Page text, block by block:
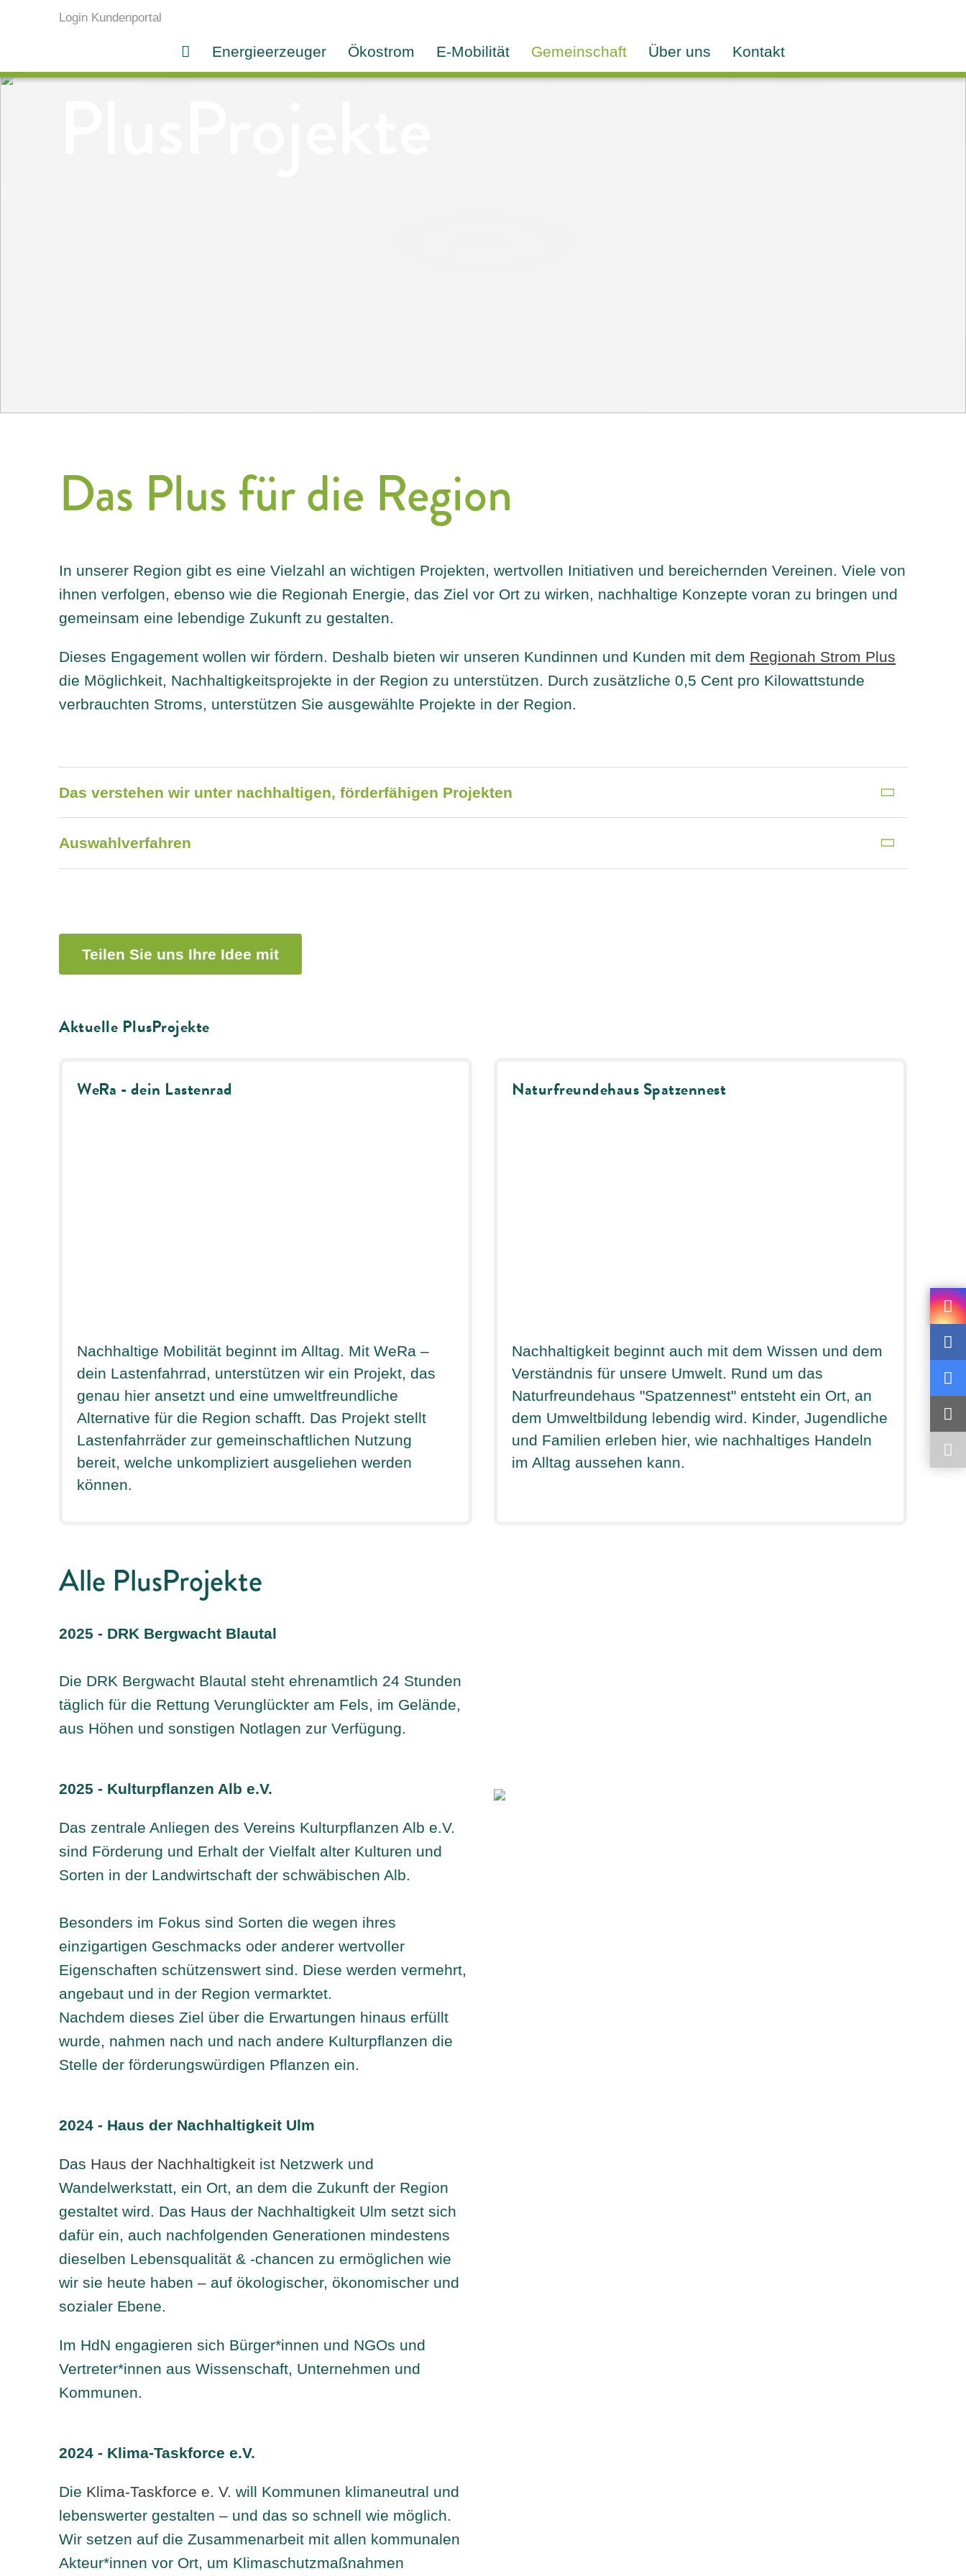
Login Kundenportal
Energieerzeuger Ökostrom E-Mobilität Gemeinschaft Über uns Kontakt
Das Plus für die Region
In unserer Region gibt es eine Vielzahl an wichtigen Projekten, wertvollen Initiativen und bereichernden Vereinen. Viele von
ihnen verfolgen, ebenso wie die Regionah Energie, das Ziel vor Ort zu wirken, nachhaltige Konzepte voran zu bringen und
gemeinsam eine lebendige Zukunft zu gestalten.
Dieses Engagement wollen wir fördern. Deshalb bieten wir unseren Kundinnen und Kunden mit dem Regionah Strom Plus
die Möglichkeit, Nachhaltigkeitsprojekte in der Region zu unterstützen. Durch zusätzliche 0,5 Cent pro Kilowattstunde
verbrauchten Stroms, unterstützen Sie ausgewählte Projekte in der Region.
Das verstehen wir unter nachhaltigen, förderfähigen Projekten
Auswahlverfahren
Teilen Sie uns Ihre Idee mit
Aktuelle PlusProjekte
WeRa - dein Lastenrad
Nachhaltige Mobilität beginnt im Alltag. Mit WeRa –
dein Lastenfahrrad, unterstützen wir ein Projekt, das
genau hier ansetzt und eine umweltfreundliche
Alternative für die Region schafft. Das Projekt stellt
Lastenfahrräder zur gemeinschaftlichen Nutzung
bereit, welche unkompliziert ausgeliehen werden
können.
Naturfreundehaus Spatzennest
Nachhaltigkeit beginnt auch mit dem Wissen und dem
Verständnis für unsere Umwelt. Rund um das
Naturfreundehaus "Spatzennest" entsteht ein Ort, an
dem Umweltbildung lebendig wird. Kinder, Jugendliche
und Familien erleben hier, wie nachhaltiges Handeln
im Alltag aussehen kann.
Alle PlusProjekte
2025 - DRK Bergwacht Blautal
Die DRK Bergwacht Blautal steht ehrenamtlich 24 Stunden
täglich für die Rettung Verunglückter am Fels, im Gelände,
aus Höhen und sonstigen Notlagen zur Verfügung.
2025 - Kulturpflanzen Alb e.V.
Das zentrale Anliegen des Vereins Kulturpflanzen Alb e.V.
sind Förderung und Erhalt der Vielfalt alter Kulturen und
Sorten in der Landwirtschaft der schwäbischen Alb.
Besonders im Fokus sind Sorten die wegen ihres
einzigartigen Geschmacks oder anderer wertvoller
Eigenschaften schützenswert sind. Diese werden vermehrt,
angebaut und in der Region vermarktet.
Nachdem dieses Ziel über die Erwartungen hinaus erfüllt
wurde, nahmen nach und nach andere Kulturpflanzen die
Stelle der förderungswürdigen Pflanzen ein.
2024 - Haus der Nachhaltigkeit Ulm
Das Haus der Nachhaltigkeit ist Netzwerk und
Wandelwerkstatt, ein Ort, an dem die Zukunft der Region
gestaltet wird. Das Haus der Nachhaltigkeit Ulm setzt sich
dafür ein, auch nachfolgenden Generationen mindestens
dieselben Lebensqualität & -chancen zu ermöglichen wie
wir sie heute haben – auf ökologischer, ökonomischer und
sozialer Ebene.
Im HdN engagieren sich Bürger*innen und NGOs und
Vertreter*innen aus Wissenschaft, Unternehmen und
Kommunen.
2024 - Klima-Taskforce e.V.
Die Klima-Taskforce e. V. will Kommunen klimaneutral und
lebenswerter gestalten – und das so schnell wie möglich.
Wir setzen auf die Zusammenarbeit mit allen kommunalen
Akteur*innen vor Ort, um Klimaschutzmaßnahmen